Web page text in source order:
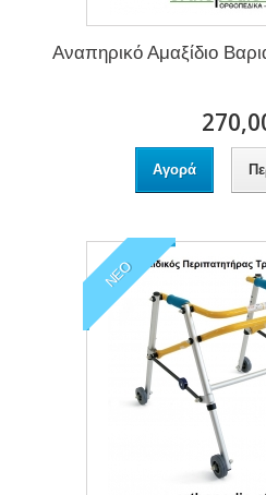
Αναπηρικό Αμαξίδιο
Αγορά
ΝΈΟ